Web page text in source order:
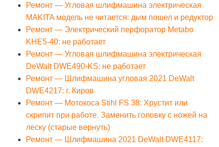
Ремонт — Угловая шлифмашина электрическая
MAKITA модель не читается: дым пошел и редуктор
Ремонт — Электрический перфоратор Metabo
KHE5-40: не работает
Ремонт — Угловая шлифмашина электрическая
DeWalt DWE490-KS: не работает
Ремонт — Шлифмашина угловая 2021 DeWalt
DWE4217: г. Киров
Ремонт — Мотокоса Stihl FS 38: Хрустит или
скрипит при работе. Заменить головку с ножей на
леску (старые вернуть)
Ремонт — Шлифмашина 2021 DeWalt DWE4117: